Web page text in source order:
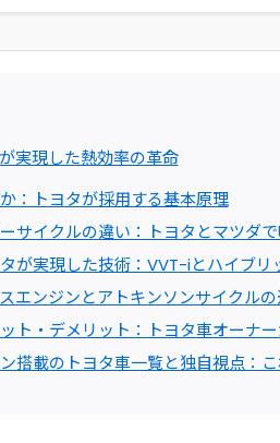
実現した熱効率の革命
：トヨタが採用する基本原理
サイクルの違い：トヨタとマツダ
が実現した技術：VVT-iとハイブリ
エンジンとアトキンソンサイクル
ト・デメリット：トヨタ車オーナ
搭載のトヨタ車一覧と独自視点：